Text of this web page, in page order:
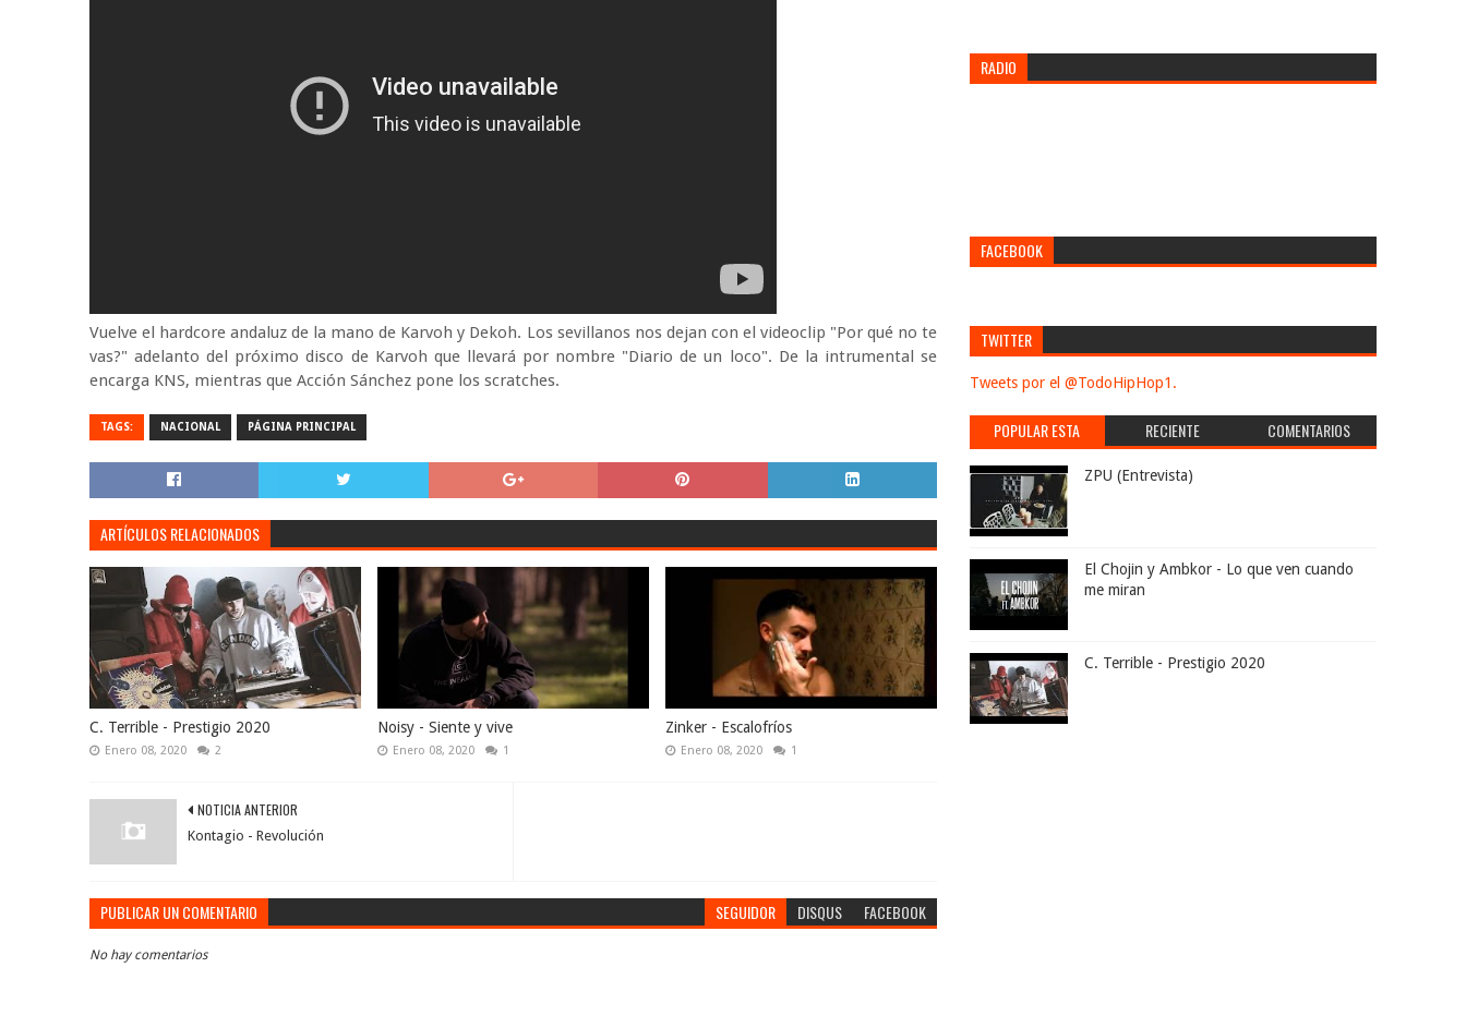
Vuelve el hardcore andaluz de la mano de Karvoh y Dekoh. Los sevillanos nos dejan con el videoclip "Por qué no te
vas?" adelanto del próximo disco de Karvoh que llevará por nombre "Diario de un loco". De la intrumental se
encarga KNS, mientras que Acción Sánchez pone los scratches.
TAGS: NACIONAL PÁGINA PRINCIPAL
ARTÍCULOS RELACIONADOS
C. Terrible - Prestigio 2020
Enero 08, 2020 2
Noisy - Siente y vive
Enero 08, 2020 1
Zinker - Escalofríos
Enero 08, 2020 1
NOTICIA ANTERIOR
Kontagio - Revolución
PUBLICAR UN COMENTARIO SEGUIDOR DISQUS FACEBOOK
No hay comentarios
RADIO
FACEBOOK
TWITTER
Tweets por el @TodoHipHop1.
POPULAR ESTA
SEMANA
RECIENTE COMENTARIOS
ZPU (Entrevista)
El Chojin y Ambkor - Lo que ven cuando
me miran
C. Terrible - Prestigio 2020